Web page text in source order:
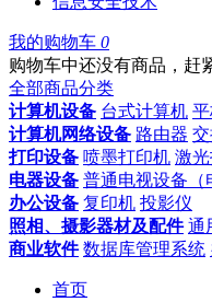
我的购物车 0
购物车中还没有商品，赶
全部商品分类
计算机设备 台式计算机
计算机网络设备 路由器
打印设备 喷墨打印机 激
电器设备 普通电视设备（
办公设备 复印机 投影仪
照相、摄影器材及配件 通
商业软件 数据库管理系统
首页